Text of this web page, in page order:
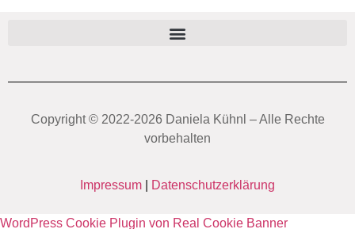
Copyright ©️ 2022-2026 Daniela Kühnl – Alle Rechte
vorbehalten
Impressum Datenschutzerklärung
WordPress Cookie Plugin von Real Cookie Banner